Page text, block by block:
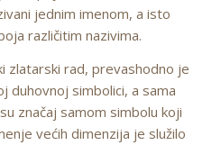
jednim imenom, a isto
različitim nazivima.
zlatarski rad, prevashodno je
duhovnoj simbolici, a sama
značaj samom simbolu koji
većih dimenzija je služilo